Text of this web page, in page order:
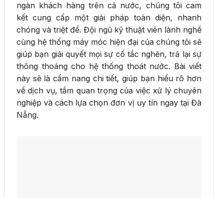
ngàn khách hàng trên cả nước, chúng tôi cam
kết cung cấp một giải pháp toàn diện, nhanh
chóng và triệt để. Đội ngũ kỹ thuật viên lành nghề
cùng hệ thống máy móc hiện đại của chúng tôi sẽ
giúp bạn giải quyết mọi sự cố tắc nghẽn, trả lại sự
thông thoáng cho hệ thống thoát nước. Bài viết
này sẽ là cẩm nang chi tiết, giúp bạn hiểu rõ hơn
về dịch vụ, tầm quan trọng của việc xử lý chuyên
nghiệp và cách lựa chọn đơn vị uy tín ngay tại Đà
Nẵng.